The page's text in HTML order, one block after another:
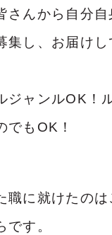
さんから自分自
集し、お届けし
ジャンルOK！
でもOK！
職に就けたの
です。